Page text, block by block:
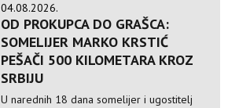
04.08.2026.
OD PROKUPCA DO GRAŠCA:
SOMELIJER MARKO KRSTIĆ
PEŠAČI 500 KILOMETARA KROZ
SRBIJU
U narednih 18 dana somelijer i ugostitelj